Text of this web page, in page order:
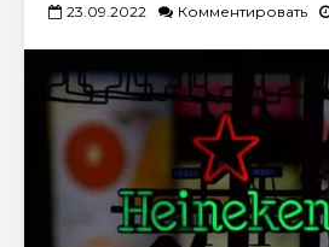
23.09.2022 Комментировать